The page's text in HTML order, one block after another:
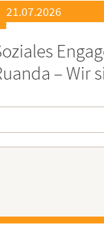
21.07.2026
– Wir